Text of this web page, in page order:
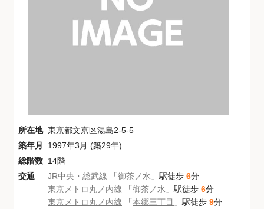
所在地 東京都文京区湯島2-5-5
築年月
1997年3月 (築29年)
総階数 14階
交通
JR中央・総武線 「御茶ノ水 」駅徒歩 6分
東京メトロ丸ノ内線 「御茶ノ水 」駅徒歩 6分
東京メトロ丸ノ内線 「本郷三丁目 」駅徒歩 9分